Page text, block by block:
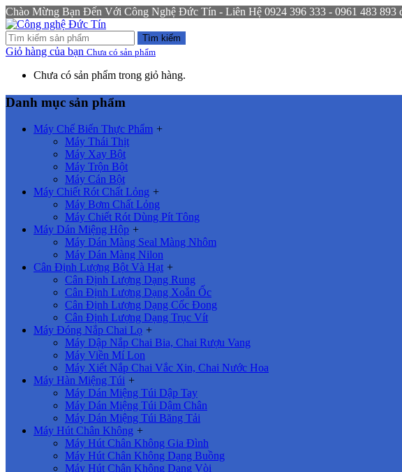
Chào Mừng Bạn Đến Với Công Nghệ Đức Tín - Liên Hệ 0924 396 333 - 0961 483 893
Tìm kiếm
Giỏ hàng của bạn Chưa có sản phẩm
Chưa có sản phẩm trong giỏ hàng.
Danh mục sản phẩm
Máy Chế Biến Thực Phẩm +
Máy Thái Thịt
Máy Xay Bột
Máy Trộn Bột
Máy Cán Bột
Máy Chiết Rót Chất Lỏng +
Máy Bơm Chất Lỏng
Máy Chiết Rót Dùng Pít Tông
Máy Dán Miệng Hộp +
Máy Dán Màng Seal Màng Nhôm
Máy Dán Màng Nilon
Cân Định Lượng Bột Và Hạt +
Cân Định Lượng Dạng Rung
Cân Định Lượng Dạng Xoắn Ốc
Cân Định Lượng Dạng Cốc Đong
Cân Định Lượng Dạng Trục Vít
Máy Đóng Nắp Chai Lọ +
Máy Dập Nắp Chai Bia, Chai Rượu Vang
Máy Viền Mí Lon
Máy Xiết Nắp Chai Vắc Xin, Chai Nước Hoa
Máy Hàn Miệng Túi +
Máy Dán Miệng Túi Dập Tay
Máy Dán Miệng Túi Dậm Chân
Máy Dán Miệng Túi Băng Tải
Máy Hút Chân Không +
Máy Hút Chân Không Gia Đình
Máy Hút Chân Không Dạng Buồng
Máy Hút Chân Không Dạng Vòi